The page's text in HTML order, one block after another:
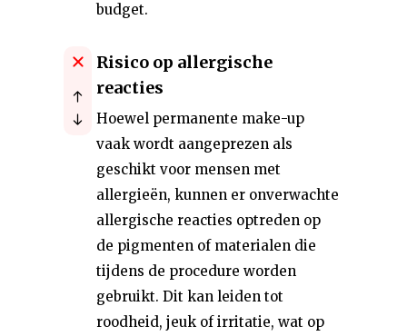
budget.
Risico op allergische
reacties
Hoewel permanente make-up
vaak wordt aangeprezen als
geschikt voor mensen met
allergieën, kunnen er onverwachte
allergische reacties optreden op
de pigmenten of materialen die
tijdens de procedure worden
gebruikt. Dit kan leiden tot
roodheid, jeuk of irritatie, wat op